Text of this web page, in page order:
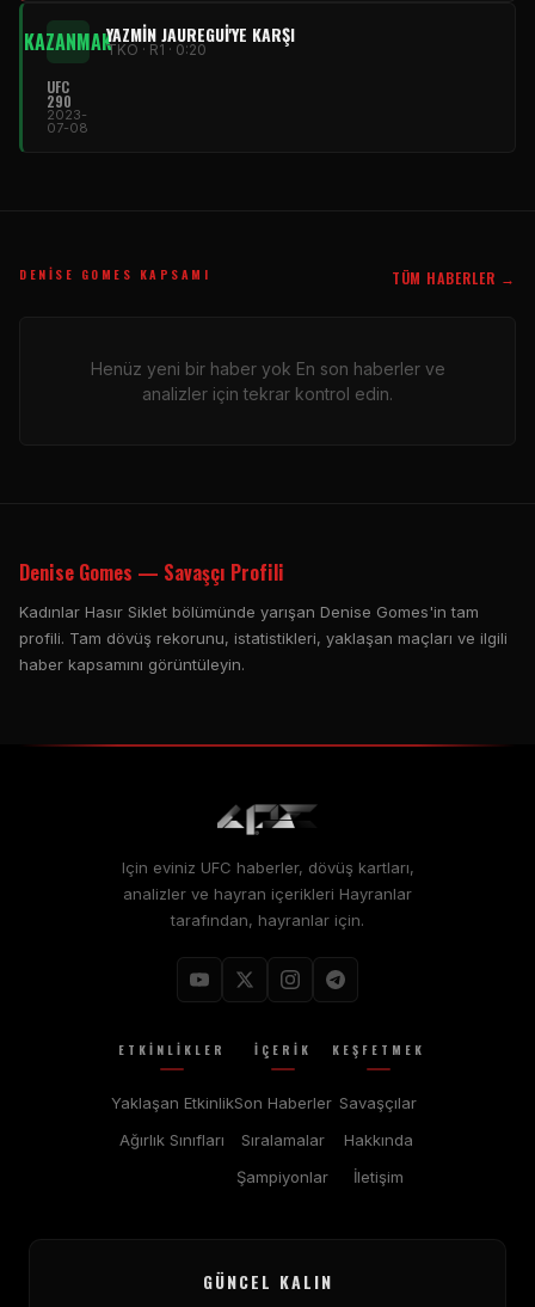
KAZANMAKYAZMIN JAUREGUI'YE KARŞI
TKO · R1 · 0:20
UFC
290
2023-
07-08
DENISE GOMES KAPSAMI TÜM HABERLER →
Henüz yeni bir haber yok En son haberler ve
analizler için tekrar kontrol edin.
Denise Gomes — Savaşçı Profili
Kadınlar Hasır Siklet bölümünde yarışan Denise Gomes'in tam
profili. Tam dövüş rekorunu, istatistikleri, yaklaşan maçları ve ilgili
haber kapsamını görüntüleyin.
Için eviniz UFC haberler, dövüş kartları,
analizler ve hayran içerikleri Hayranlar
tarafından, hayranlar için.
ETKINLIKLER
Yaklaşan Etkinlik
Ağırlık Sınıfları
İÇERIK
Son Haberler
Sıralamalar
Şampiyonlar
KEŞFETMEK
Savaşçılar
Hakkında
İletişim
GÜNCEL KALIN